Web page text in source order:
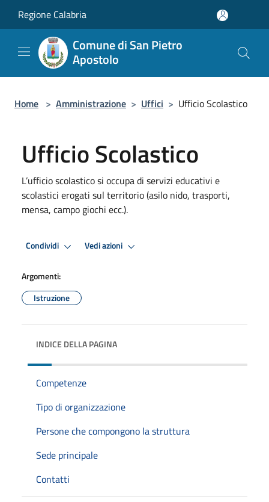
Regione Calabria
Comune di San Pietro
Apostolo
Home > Amministrazione > Uffici > Ufficio Scolastico
Ufficio Scolastico
L’ufficio scolastico si occupa di servizi educativi e
scolastici erogati sul territorio (asilo nido, trasporti,
mensa, campo giochi ecc.).
Condividi Vedi azioni
Argomenti:
Istruzione
INDICE DELLA PAGINA
Competenze
Tipo di organizzazione
Persone che compongono la struttura
Sede principale
Contatti